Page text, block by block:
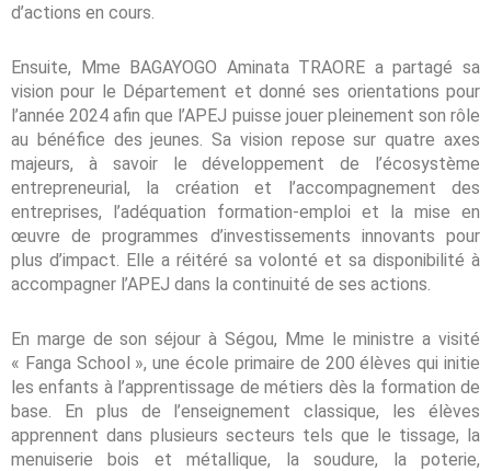
d’actions en cours.
Ensuite, Mme BAGAYOGO Aminata TRAORE a partagé sa
vision pour le Département et donné ses orientations pour
l’année 2024 afin que l’APEJ puisse jouer pleinement son rôle
au bénéfice des jeunes. Sa vision repose sur quatre axes
majeurs, à savoir le développement de l’écosystème
entrepreneurial, la création et l’accompagnement des
entreprises, l’adéquation formation-emploi et la mise en
œuvre de programmes d’investissements innovants pour
plus d’impact. Elle a réitéré sa volonté et sa disponibilité à
accompagner l’APEJ dans la continuité de ses actions.
En marge de son séjour à Ségou, Mme le ministre a visité
« Fanga School », une école primaire de 200 élèves qui initie
les enfants à l’apprentissage de métiers dès la formation de
base. En plus de l’enseignement classique, les élèves
apprennent dans plusieurs secteurs tels que le tissage, la
menuiserie bois et métallique, la soudure, la poterie,